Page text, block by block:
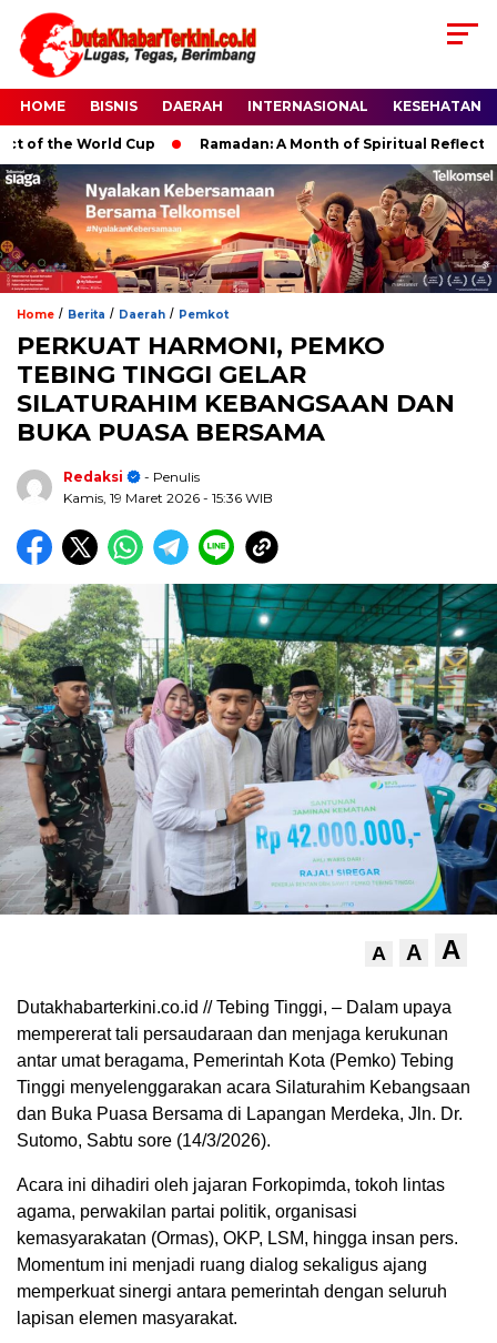
HOME BISNIS DAERAH INTERNASIONAL KESEHATAN
World Cup Ramadan: A Month of Spiritual Reflection,
Home / Berita / Daerah / Pemkot
PERKUAT HARMONI, PEMKO
TEBING TINGGI GELAR
SILATURAHIM KEBANGSAAN DAN
BUKA PUASA BERSAMA
Redaksi
- Penulis
Kamis, 19 Maret 2026 - 15:36 WIB
A A A
Dutakhabarterkini.co.id // Tebing Tinggi, – Dalam upaya
mempererat tali persaudaraan dan menjaga kerukunan
antar umat beragama, Pemerintah Kota (Pemko) Tebing
Tinggi menyelenggarakan acara Silaturahim Kebangsaan
dan Buka Puasa Bersama di Lapangan Merdeka, Jln. Dr.
Sutomo, Sabtu sore (14/3/2026).
Acara ini dihadiri oleh jajaran Forkopimda, tokoh lintas
agama, perwakilan partai politik, organisasi
kemasyarakatan (Ormas), OKP, LSM, hingga insan pers.
Momentum ini menjadi ruang dialog sekaligus ajang
memperkuat sinergi antara pemerintah dengan seluruh
lapisan elemen masyarakat.